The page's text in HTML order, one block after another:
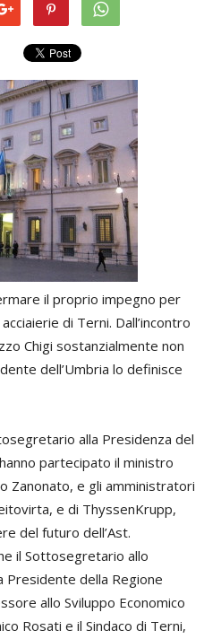
il proprio impegno per
di Terni. Dall’incontro
Chigi sostanzialmente non
dell’Umbria lo definisce
alla Presidenza del
partecipato il ministro
Zanonato, e gli amministratori
e di ThyssenKrupp,
del futuro dell’Ast.
il Sottosegretario allo
Presidente della Regione
allo Sviluppo Economico
Rosati e il Sindaco di Terni,